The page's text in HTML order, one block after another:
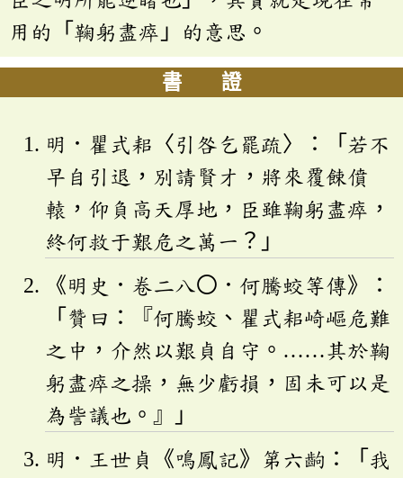
用的「鞠躬盡瘁」的意思。
書 證
明．瞿式耜〈引咎乞罷疏〉：「若不
早自引退，別請賢才，將來覆餗僨
轅，仰負高天厚地，臣雖鞠躬盡瘁，
終何救于艱危之萬一？」
《明史．卷二八〇．何騰蛟等傳》：
「贊曰：『何騰蛟、瞿式耜崎嶇危難
之中，介然以艱貞自守。……其於鞠
躬盡瘁之操，無少虧損，固未可以是
為訾議也。』」
明．王世貞《鳴鳳記》第六齣：「我